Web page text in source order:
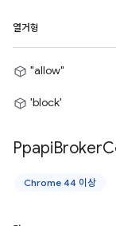
열거형
"allow"
'block'
PpapiBroker
Chrome 44 이상